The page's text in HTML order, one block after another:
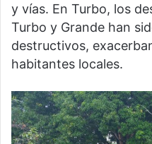
y vías. En Turbo, los
Turbo y Grande han
destructivos,
habitantes locales​.